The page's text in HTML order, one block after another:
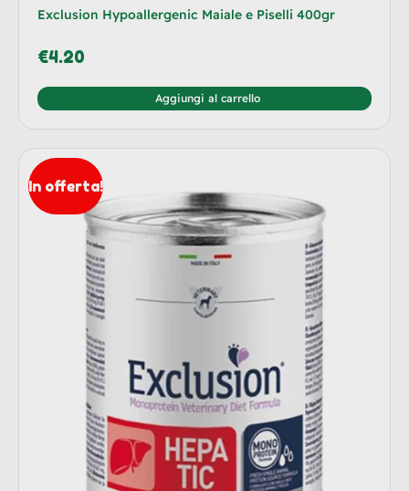
Exclusion Hypoallergenic Maiale e Piselli 400gr
€4.20
Aggiungi al carrello
In offerta!